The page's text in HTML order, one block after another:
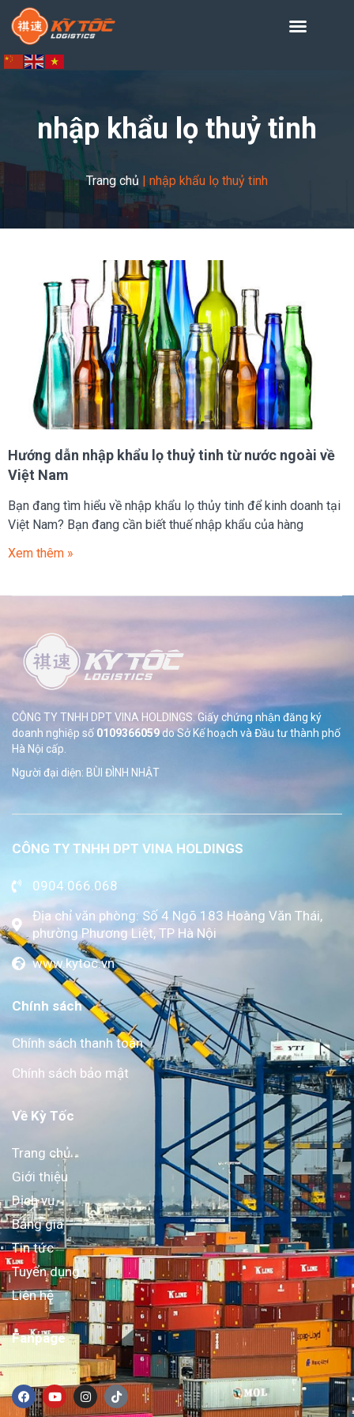
nhập khẩu lọ thuỷ tinh
Trang chủ | nhập khẩu lọ thuỷ tinh
Hướng dẫn nhập khẩu lọ thuỷ tinh từ nước ngoài về
Việt Nam
Bạn đang tìm hiểu về nhập khẩu lọ thủy tinh để kinh doanh tại
Việt Nam? Bạn đang cần biết thuế nhập khẩu của hàng
Xem thêm »
CÔNG TY TNHH DPT VINA HOLDINGS. Giấy chứng nhận đăng ký
doanh nghiệp số 0109366059do SởKế hoạch và Đầu tư thành phố
Hà Nội cấp.
Người đại diện: BÙI ĐÌNH NHẬT
CÔNG TY TNHH DPT VINA HOLDINGS
0904.066.068
Địa chỉ văn phòng: Số 4 Ngõ 183 Hoàng Văn Thái,
phường Phương Liệt, TP Hà Nội
www.kytoc.vn
Chính sách
Chính sách thanh toán
Chính sách bảo mật
Về Kỳ Tốc
Trang chủ
Giới thiệu
Dịch vụ
Bảng giá
Tin tức
Tuyển dụng
Liên hệ
Fanpage